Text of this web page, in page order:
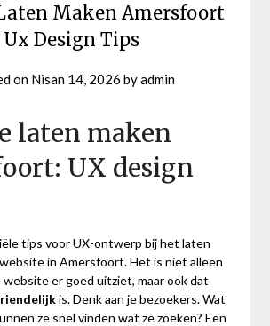
Maken Amersfoort
Ux Design Tips
on Nisan 14, 2026 byadmin
laten maken
UX design
tips voor UX-ontwerp bij het laten
in Amersfoort. Het is niet alleen
website er goed uitziet, maar ook dat
is. Denk aan je bezoekers. Wat
ze snel vinden wat ze zoeken? Een